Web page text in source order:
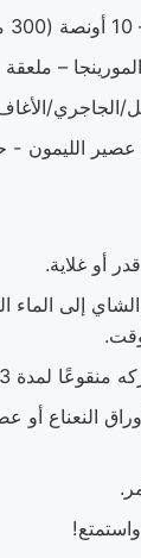
–
الجاجري/
/ عصير الليمون
أو غلاية.
إلى الماء
لمدة 3 إلى 5 دقائق.
النعناع أو